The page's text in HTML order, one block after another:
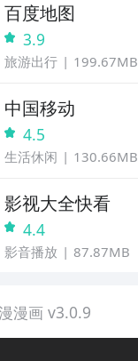
百度地图
3.9
旅游出行 199.67MB
中国移动
4.5
生活休闲 130.66MB
影视大全快看
4.4
影音播放 87.87MB
漫画 v3.0.9